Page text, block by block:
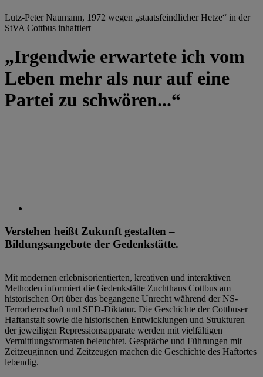
Lutz-Peter Naumann, 1972 wegen „staatsfeindlicher Hetze“ in der
StVA Cottbus inhaftiert
„Irgendwie erwartete ich vom
Leben mehr als nur auf eine
Partei zu schwören...“
Verstehen heißt Zukunft gestalten –
Bildungsangebote der Gedenkstätte.
Mit modernen erlebnisorientierten, kreativen und interaktiven
Methoden informiert die Gedenkstätte Zuchthaus Cottbus am
historischen Ort über das begangene Unrecht während der NS-
Terrorherrschaft und SED-Diktatur. Die Geschichte der Cottbuser
Haftanstalt sowie die historischen Entwicklungen und Strukturen
der jeweiligen Repressionsapparate werden mit vielfältigen
Vermittlungsformaten beleuchtet. Gespräche und Führungen mit
Zeitzeuginnen und Zeitzeugen machen die Geschichte des Haftortes
lebendig.